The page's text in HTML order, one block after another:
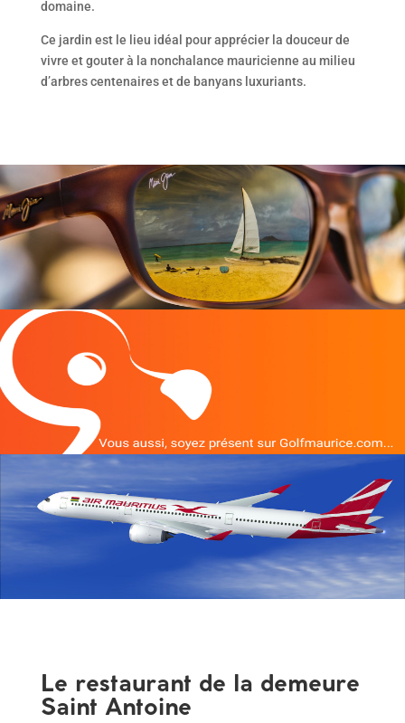
domaine.
Ce jardin est le lieu idéal pour apprécier la douceur de
vivre et gouter à la nonchalance mauricienne au milieu
d’arbres centenaires et de banyans luxuriants.
Le restaurant de la demeure
Saint Antoine